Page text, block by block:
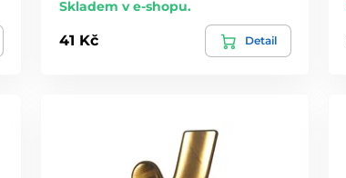
Skladem v e-shopu.
41 Kč Detail